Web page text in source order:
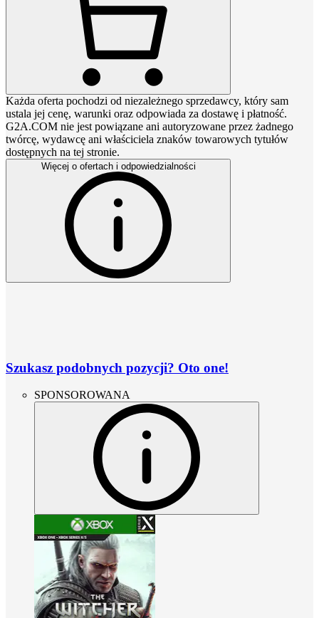
Każda oferta pochodzi od niezależnego sprzedawcy, który sam
ustala jej cenę, warunki oraz odpowiada za dostawę i płatność.
G2A.COM nie jest powiązane ani autoryzowane przez żadnego
twórcę, wydawcę ani właściciela znaków towarowych tytułów
dostępnych na tej stronie.
Więcej o ofertach i odpowiedzialności
Szukasz podobnych pozycji? Oto one!
SPONSOROWANA